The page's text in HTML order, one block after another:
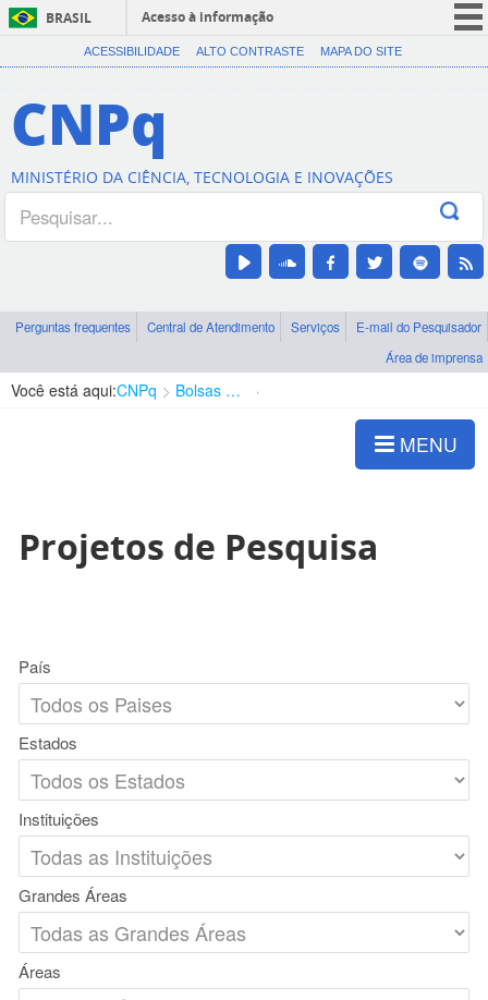
BRASIL
Acesso à informação
CORONAVÍRUS (COVID-19)
Canais
ACESSIBILIDADE ALTO CONTRASTE MAPA DO SITE
CNPq
MINISTÉRIO DA CIÊNCIA, TECNOLOGIA E INOVAÇÕES
Perguntas frequentes Central de Atendimento Serviços
E-mail do Pesquisador
Área de imprensa
Você está aqui:CNPq Bolsas e Auxílios Vigentes
MENU
Projetos de Pesquisa
País
Estados
Instituições
Grandes Áreas
Áreas